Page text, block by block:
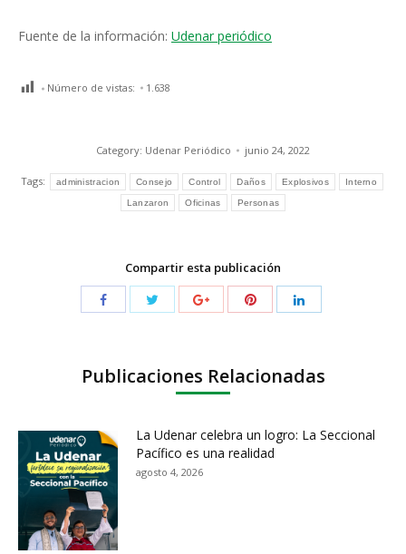
Fuente de la información: Udenar periódico
Número de vistas: 1.638
Category: Udenar Periódico junio 24, 2022
Tags: administracion Consejo Control Daños Explosivos Interno
Lanzaron Oficinas Personas
Compartir esta publicación
Publicaciones Relacionadas
La Udenar celebra un logro: La Seccional
Pacífico es una realidad
agosto 4, 2026